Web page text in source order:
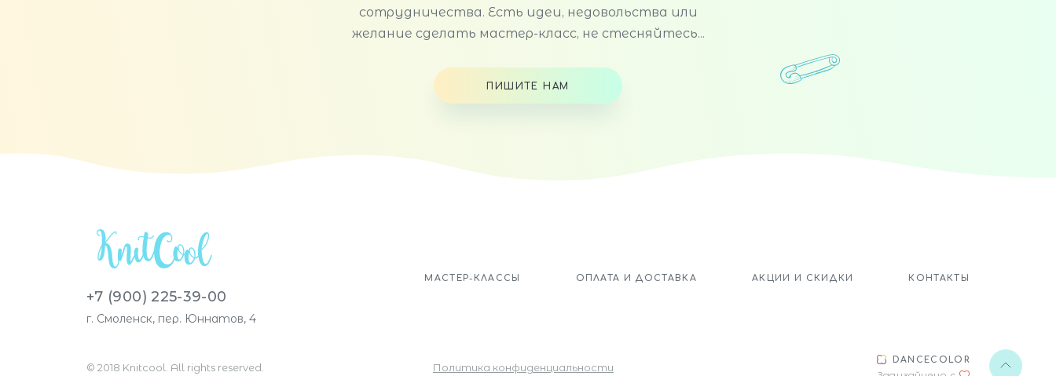
сотрудничества. Есть идеи, недовольства или
желание сделать мастер-класс, не стесняйтесь...
ПИШИТЕ НАМ
+7 (900) 225-39-00
г. Смоленск, пер. Юннатов, 4
МАСТЕР-КЛАССЫ ОПЛАТА И ДОСТАВКА АКЦИИ И СКИДКИ КОНТАКТЫ
© 2018 Knitcool. All rights reserved. Политика конфиденциальности
DANCECOLOR